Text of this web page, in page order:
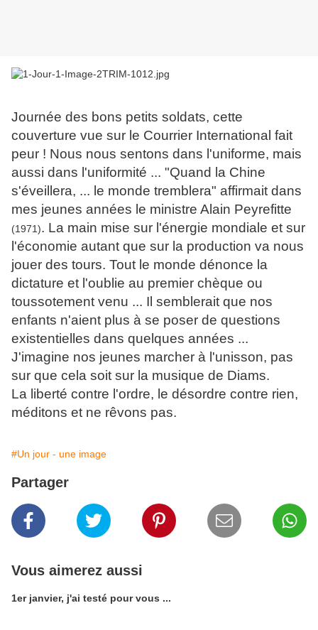
Journée des bons petits soldats, cette
couverture vue sur le Courrier International fait
peur ! Nous nous sentons dans l'uniforme, mais
aussi dans l'uniformité ... "Quand la Chine
s'éveillera, ... le monde tremblera" affirmait dans
mes jeunes années le ministre Alain Peyrefitte
(1971). La main mise sur l'énergie mondiale et sur
l'économie autant que sur la production va nous
jouer des tours. Tout le monde dénonce la
dictature et l'oublie au premier chèque ou
toussotement venu ... Il semblerait que nos
enfants n'aient plus à se poser de questions
existentielles dans quelques années ...
J'imagine nos jeunes marcher à l'unisson, pas
sur que cela soit sur la musique de Diams.
La liberté contre l'ordre, le désordre contre rien,
méditons et ne rêvons pas.
#Un jour - une image
Partager
Vous aimerez aussi
1er janvier, j'ai testé pour vous ...